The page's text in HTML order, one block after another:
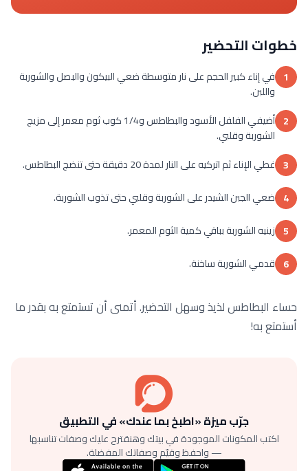
خطوات التحضير
1 في إناء كبير الحجم على نار متوسطة ضعي البيكون والبصل والشوربة
واللبن.
2
أضيفي الفلفل الأسود والبطاطس و1/4 كوب ثوم معمر إلى مزيج
الشوربة وقلبي.
3 غطي الإناء ثم اتركيه على النار لمدة 20 دقيقة حتى تنضج البطاطس.
4 ضعي الجبن الشيدر على الشوربة وقلبي حتى تذوب الشوربة.
5 زينيه الشوربة بباقي كمية الثوم المعمر.
6 قدمي الشوربة ساخنة.
حساء البطاطس لذيذ وسهل التحضير. أتمنى أن تستمتع به بقدر ما
أستمتع به!
جرّب ميزة «اطبخ بما عندك» في التطبيق
اكتب المكونات الموجودة في بيتك وهنقترح عليك وصفات تناسبها
— واحفظ وقيّم وصفاتك المفضلة.